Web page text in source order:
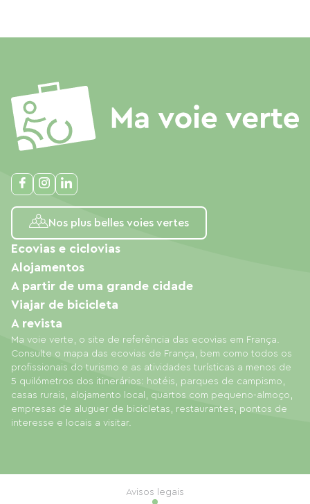
Nos plus belles voies vertes
Ma voie verte, o site de referência das ecovias em França.
Consulte o mapa das ecovias de França, bem como todos os
profissionais do turismo e as atividades turísticas a menos de
5 quilómetros dos itinerários: hotéis, parques de campismo,
casas rurais, alojamento local, quartos com pequeno-almoço,
empresas de aluguer de bicicletas, restaurantes, pontos de
interesse e locais a visitar.
Ecovias e ciclovias
Alojamentos
A partir de uma grande cidade
Viajar de bicicleta
A revista
Avisos legais